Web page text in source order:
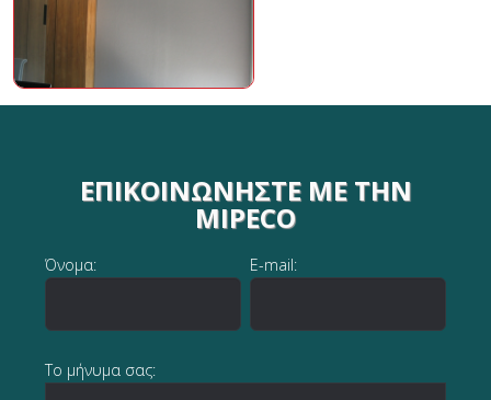
ΕΠΙΚΟΙΝΩΝΉΣΤΕ ΜΕ ΤΗΝ
MIPECO
Όνομα: E-mail:
Το μήνυμα σας: